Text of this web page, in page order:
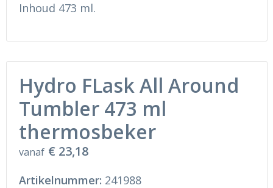
Inhoud 473 ml.
Hydro FLask All Around
Tumbler 473 ml
thermosbeker
vanaf € 23,18
Artikelnummer: 241988